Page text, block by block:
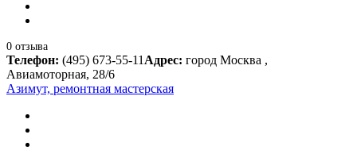
0 отзыва
Телефон: (495) 673-55-11 Адрес: город Москва ,
Авиамоторная, 28/6
Азимут, ремонтная мастерская